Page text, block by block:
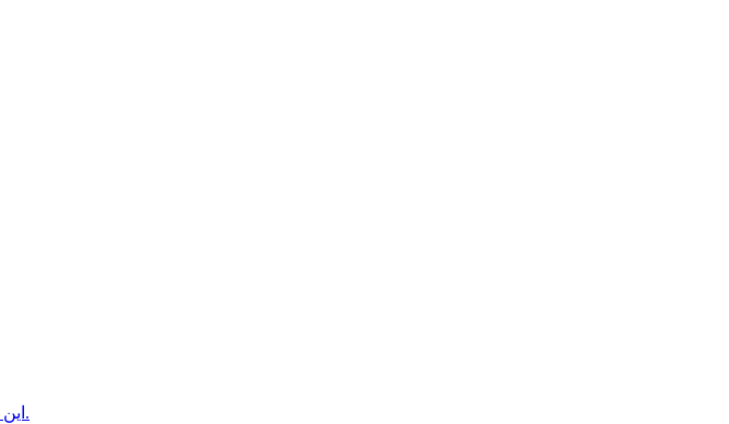
این هفته رویدادهای دیدنی مانند طلوع و غروب ماه کامل، سیاره های شامگاهی و صبحگاهی را خواهیم داشت.